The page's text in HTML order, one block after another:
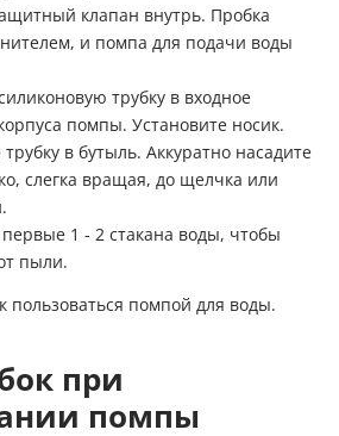
клапан внутрь. Пробка
и помпа для подачи воды
трубку в входное
помпы. Установите носик.
трубку в бутыль. Аккуратно насадите
слегка вращая, до щелчка или
первые 1 - 2 стакана воды, чтобы
пыли.
пользоваться помпой для воды.
при
помпы